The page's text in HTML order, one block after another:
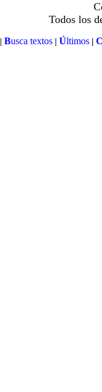
Todos los
Busca textos| Últimos|